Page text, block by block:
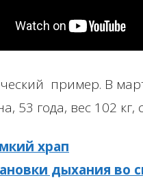
пример. В
53 года, вес 102
храп
дыхания во